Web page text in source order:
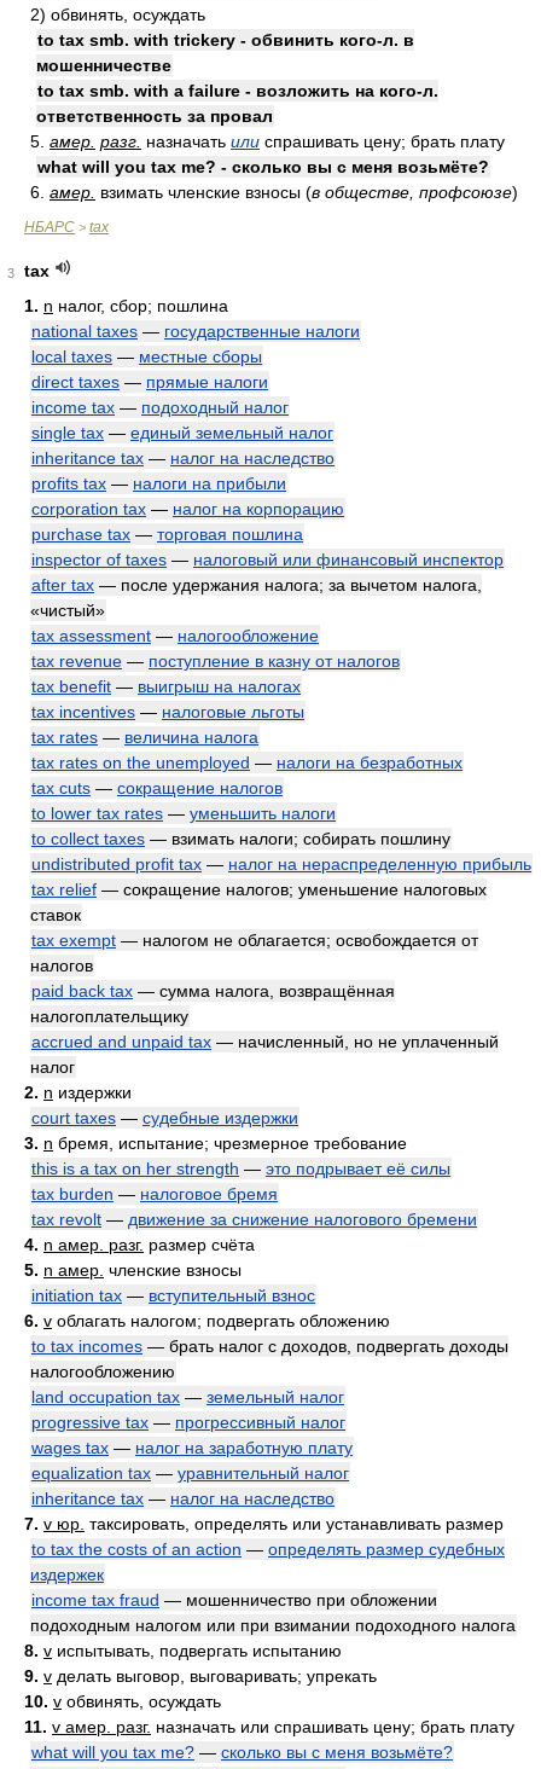
2) обвинять, осуждать
to tax smb. with trickery - обвинить кого-л. в
мошенничестве
to tax smb. with a failure - возложить на кого-л.
ответственность за провал
5. амер. разг. назначать или спрашивать цену; брать плату
what will you tax me? - сколько вы с меня возьмёте?
6. амер. взимать членские взносы (в обществе, профсоюзе)
НБАРС > tax
3
tax
1. n налог, сбор; пошлина
national taxes — государственные налоги
local taxes — местные сборы
direct taxes — прямые налоги
income tax — подоходный налог
single tax — единый земельный налог
inheritance tax — налог на наследство
profits tax — налоги на прибыли
corporation tax — налог на корпорацию
purchase tax — торговая пошлина
inspector of taxes — налоговый или финансовый инспектор
after tax — после удержания налога; за вычетом налога,
«чистый»
tax assessment — налогообложение
tax revenue — поступление в казну от налогов
tax benefit — выигрыш на налогах
tax incentives — налоговые льготы
tax rates — величина налога
tax rates on the unemployed — налоги на безработных
tax cuts — сокращение налогов
to lower tax rates — уменьшить налоги
to collect taxes — взимать налоги; собирать пошлину
undistributed profit tax — налог на нераспределенную прибыль
tax relief — сокращение налогов; уменьшение налоговых
ставок
tax exempt — налогом не облагается; освобождается от
налогов
paid back tax — сумма налога, возвращённая
налогоплательщику
accrued and unpaid tax — начисленный, но не уплаченный
налог
2. n издержки
court taxes — судебные издержки
3. n бремя, испытание; чрезмерное требование
this is a tax on her strength — это подрывает её силы
tax burden — налоговое бремя
tax revolt — движение за снижение налогового бремени
4. n амер. разг. размер счёта
5. n амер. членские взносы
initiation tax — вступительный взнос
6. v облагать налогом; подвергать обложению
to tax incomes — брать налог с доходов, подвергать доходы
налогообложению
land occupation tax — земельный налог
progressive tax — прогрессивный налог
wages tax — налог на заработную плату
equalization tax — уравнительный налог
inheritance tax — налог на наследство
7. v юр. таксировать, определять или устанавливать размер
to tax the costs of an action — определять размер судебных
издержек
income tax fraud — мошенничество при обложении
подоходным налогом или при взимании подоходного налога
8. v испытывать, подвергать испытанию
9. v делать выговор, выговаривать; упрекать
10. v обвинять, осуждать
11. v амер. разг. назначать или спрашивать цену; брать плату
what will you tax me? — сколько вы с меня возьмёте?